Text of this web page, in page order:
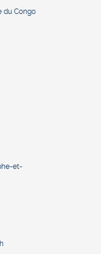
du Congo
et-